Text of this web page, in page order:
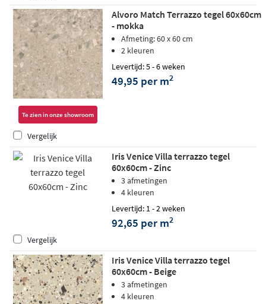
Te zien in onze showroom
Alvoro Match Terrazzo tegel 60x60cm
- mokka
Afmeting: 60 x 60 cm
2 kleuren
Levertijd: 5 - 6 weken
49,95 per m2
Vergelijk
Iris Venice Villa terrazzo tegel
60x60cm - Zinc
3 afmetingen
4 kleuren
Levertijd: 1 - 2 weken
92,65 per m2
Vergelijk
Iris Venice Villa terrazzo tegel
60x60cm - Beige
3 afmetingen
4 kleuren